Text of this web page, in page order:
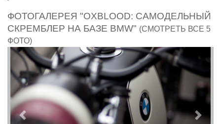
ФОТОГАЛЕРЕЯ "OXBLOOD: САМОДЕЛЬНЫЙ
СКРЕМБЛЕР НА БАЗЕ BMW" (СМОТРЕТЬ ВСЕ 5
ФОТО)
Предыдущий